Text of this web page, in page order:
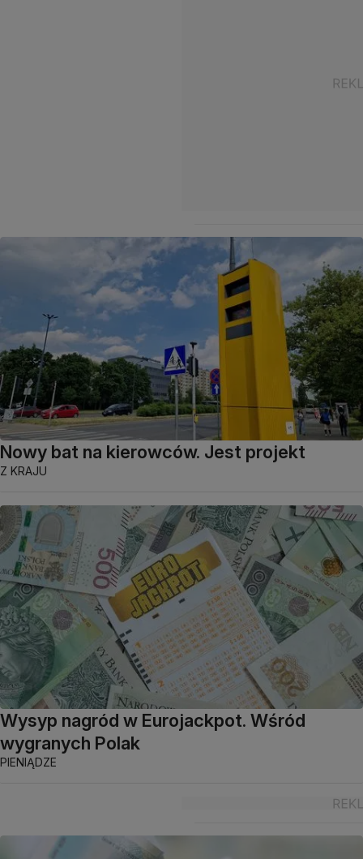
Nowy bat na kierowców. Jest projekt
Z KRAJU
Wysyp nagród w Eurojackpot. Wśród
wygranych Polak
PIENIĄDZE